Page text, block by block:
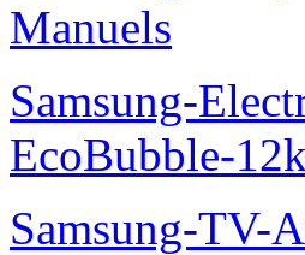
Manuels
Samsung-
EcoBubble-
Samsung-TV-